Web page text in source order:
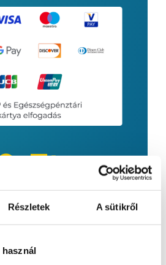
Részletek A sütikről
Ft
szolgáltatási díj
jutalék: 0.57 %*
elvárás 15 millió